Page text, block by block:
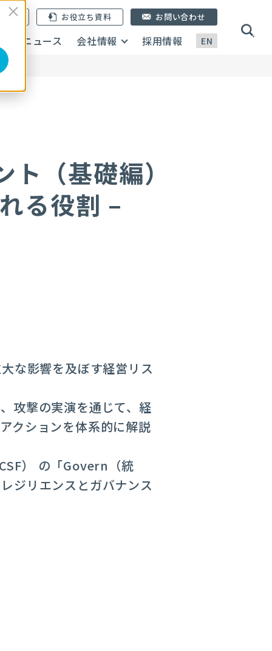
EN
録 お役立ち資料
ニュース 会社情報 採用情報
お問い合わせ
（基礎編）
る役割 –
な影響を及ぼす経営リス
攻撃の実演を通じて、経
クションを体系的に解説
） の「Govern（統
ジリエンスとガバナンス